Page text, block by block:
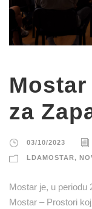
za
03/10/2023
LDAMOSTAR,
Mostar je, u periodu
Mostar – Prostori